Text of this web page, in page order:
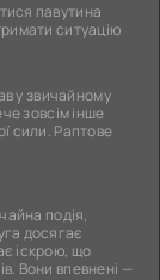
павутина
ситуацію
у звичайному
зовсім інше
сили. Раптове
подія,
досягає
іскрою, що
Вони впевнені —